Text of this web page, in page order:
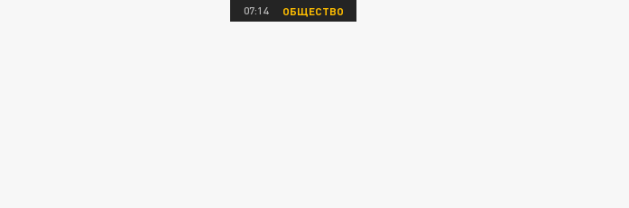
07:14 ОБЩЕСТВО